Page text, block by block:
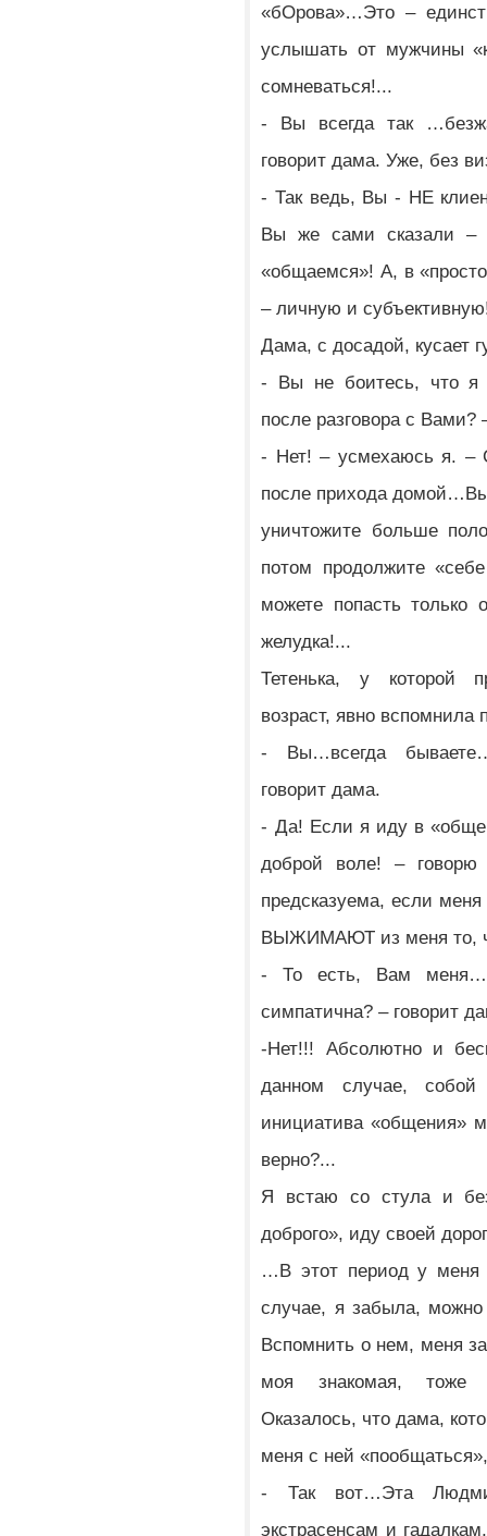
«бОрова»…Это –
услышать от мужчины
сомневаться!...
- Вы всегда так
говорит дама. Уже, без
- Так ведь, Вы - НЕ
Вы же сами сказали
«общаемся»! А, в
– личную и
Дама, с досадой, кусает
- Вы не боитесь, что я
после разговора с
- Нет! – усмехаюсь я. –
после прихода
уничтожите больше
потом продолжите
можете попасть только
желудка!...
Тетенька, у которой
возраст, явно
- Вы…всегда
говорит дама.
- Да! Если я иду в
доброй воле! –
предсказуема, если
ВЫЖИМАЮТ из меня то,
- То есть, Вам
симпатична? – говорит
-Нет!!! Абсолютно и
данном случае,
инициатива «общения»
верно?...
Я встаю со стула и
доброго», иду своей
…В этот период у меня
случае, я забыла,
Вспомнить о нем, меня
моя знакомая, тоже
Оказалось, что дама,
меня с ней
- Так вот…Эта
экстрасенсам и